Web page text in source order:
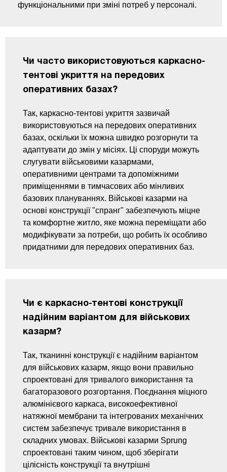
функціональними при зміні потреб у персоналі.
Чи часто використовуються каркасно-
тентові укриття на передових
оперативних базах?
Так, каркасно-тентові укриття зазвичай
використовуються на передових оперативних
базах, оскільки їх можна швидко розгорнути та
адаптувати до змін у місіях. Ці споруди можуть
слугувати військовими казармами,
оперативними центрами та допоміжними
приміщеннями в тимчасових або мінливих
базових плануваннях. Військові казарми на
основі конструкції "спранг" забезпечують міцне
та комфортне житло, яке можна переміщати або
модифікувати за потреби, що робить їх особливо
придатними для передових оперативних баз.
Чи є каркасно-тентові конструкції
надійним варіантом для військових
казарм?
Так, тканинні конструкції є надійним варіантом
для військових казарм, якщо вони правильно
спроектовані для тривалого використання та
багаторазового розгортання. Поєднання міцного
алюмінієвого каркаса, високоефективної
натяжної мембрани та інтегрованих механічних
систем забезпечує тривале використання в
складних умовах. Військові казарми Sprung
спроектовані таким чином, щоб зберігати
цілісність конструкції та внутрішні